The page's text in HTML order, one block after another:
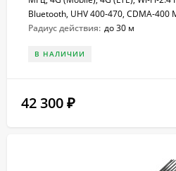
Bluetooth, UHV 400-470, CDMA-400
Радиус действия: до 30 м
В НАЛИЧИИ
42 300 ₽